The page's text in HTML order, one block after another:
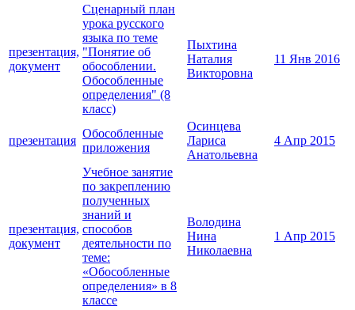
презентация,
документ
Сценарный план
урока русского
языка по теме
"Понятие об
обособлении.
Обособленные
определения" (8
класс)
Пыхтина
Наталия
Викторовна
11 Янв 2016
презентация
Обособленные
приложения
Осинцева
Лариса
Анатольевна
4 Апр 2015
презентация,
документ
Учебное занятие
по закреплению
полученных
знаний и
способов
деятельности по
теме:
«Обособленные
определения» в 8
классе
Володина
Нина
Николаевна
1 Апр 2015